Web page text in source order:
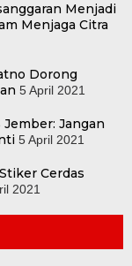
Menjadi
Menjaga Citra
Dorong
5 April 2021
Jangan
5 April 2021
Cerdas
2021